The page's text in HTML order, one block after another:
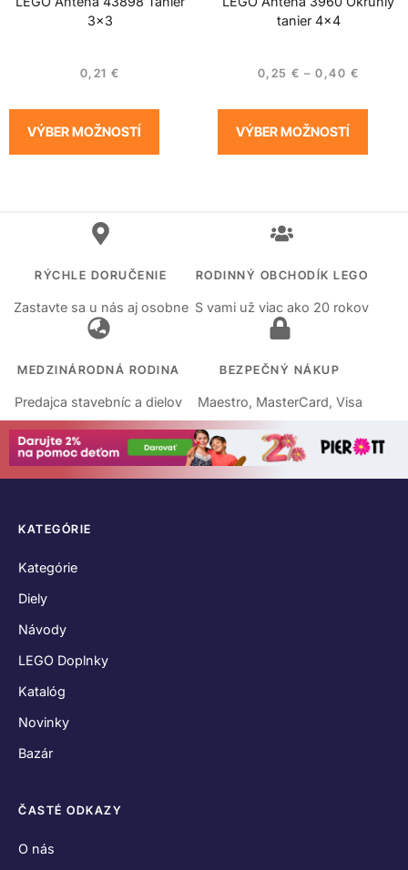
3×3
0,21 €
VÝBER MOŽNOSTÍ
tanier 4×4
0,25€ – 0,40 €
VÝBER MOŽNOSTÍ
RÝCHLE DORUČENIE
Zastavte sa u nás aj osobne
RODINNÝ OBCHODÍK LEGO
S vami už viac ako 20 rokov
MEDZINÁRODNÁ RODINA
Predajca stavebníc a dielov
BEZPEČNÝ NÁKUP
Maestro, MasterCard, Visa
KATEGÓRIE
Kategórie
Diely
Návody
LEGO Doplnky
Katalóg
Novinky
Bazár
ČASTÉ ODKAZY
O nás